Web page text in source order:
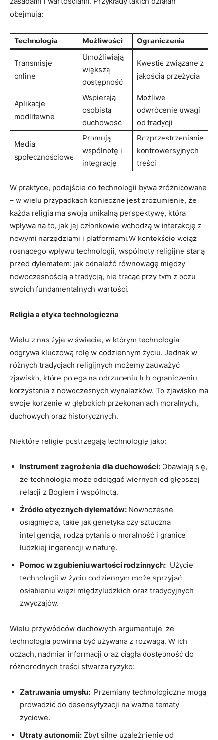
obejmują:
Technologia Możliwości Ograniczenia
Transmisje
online
Umożliwiają
‍większą
dostępność
Kwestie związane z
jakością przeżycia
Aplikacje
⁣modlitewne
Wspierają
osobistą
duchowość
Możliwe
odwrócenie uwagi
od tradycji
Media
społecznościowe
Promują
wspólnotę i
integrację
Rozprzestrzenianie
kontrowersyjnych
treści
W praktyce, podejście do technologii bywa zróżnicowane
– w wielu przypadkach konieczne jest zrozumienie, że
każda religia ma swoją unikalną perspektywę,​ która
wpływa na to, jak jej członkowie wchodzą w interakcję ‍z
nowymi narzędziami​ i platformami.W kontekście wciąż
rosnącego wpływu technologii, wspólnoty religijne staną
przed dylematem: jak ⁣odnaleźć równowagę między
nowoczesnością a⁣ tradycją, nie tracąc ‌przy tym z oczu
swoich fundamentalnych wartości.
Religia a etyka technologiczna
Wielu⁤ z nas żyje​ w świecie, w którym⁣ technologia
odgrywa kluczową⁤ rolę w codziennym życiu. Jednak w
różnych tradycjach religijnych możemy ‌zauważyć
zjawisko, które polega na ⁢odrzuceniu lub ograniczeniu‍
korzystania z nowoczesnych wynalazków.⁢ To zjawisko ma
swoje korzenie w ‍głębokich przekonaniach moralnych,
duchowych‍ oraz historycznych.
Niektóre religie postrzegają technologię jako:
Instrument zagrożenia ‌dla⁢ duchowości: Obawiają się,
że technologia może odciągać wiernych od głębszej
relacji z​ Bogiem i wspólnotą.
Źródło etycznych‌ dylematów: Nowoczesne
osiągnięcia,‌ takie jak genetyka czy sztuczna
inteligencja, rodzą pytania o moralność i granice
ludzkiej ingerencji w naturę.
Pomoc ‍w⁤ zgubieniu wartości ⁤rodzinnych: ⁢ Użycie ​
technologii w życiu codziennym może sprzyjać
osłabieniu‌ więzi ‌międzyludzkich‍ oraz​ tradycyjnych
zwyczajów.
Wielu przywódców ⁢duchowych argumentuje, że
technologia powinna być używana‍ z rozwagą. W ich
oczach, ⁢nadmiar informacji oraz ciągła dostępność⁤ do
różnorodnych treści‌ stwarza ryzyko:
Zatruwania umysłu: ⁣ Przemiany technologiczne mogą
prowadzić do desensytyzacji na ważne⁣ tematy
życiowe.
Utraty ⁢autonomii: Zbyt silne uzależnienie od